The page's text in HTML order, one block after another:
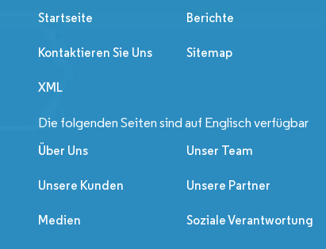
Startseite Berichte
Kontaktieren Sie Uns Sitemap
XML
Die folgenden Seiten sind auf Englisch verfügbar
Über Uns Unser Team
Unsere Kunden Unsere Partner
Medien Soziale Verantwortung